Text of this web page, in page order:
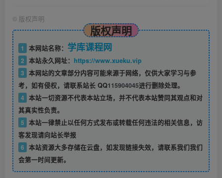
© 版权声明
版权声明
1 本网站名称： 学库课程网
2 本站永久网址： https://www.xueku.vip
3 本网站的文章部分内容可能来源于网络，仅供大家学习与参
考，如有侵权，请联系站长 QQ115904045进行删除处理。
4 本站一切资源不代表本站立场，并不代表本站赞同其观点和对
其真实性负责。
5 本站一律禁止以任何方式发布或转载任何违法的相关信息，访
客发现请向站长举报
6 本站资源大多存储在云盘，如发现链接失效，请联系我们我们
会第一时间更新。